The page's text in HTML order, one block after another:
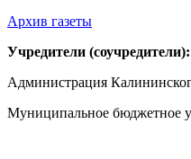
Архив газеты
Учредители (соучредители):
Администрация
Муниципальное бюджетное